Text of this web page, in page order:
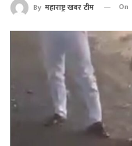
By महाराष्ट्र खबर टीम On